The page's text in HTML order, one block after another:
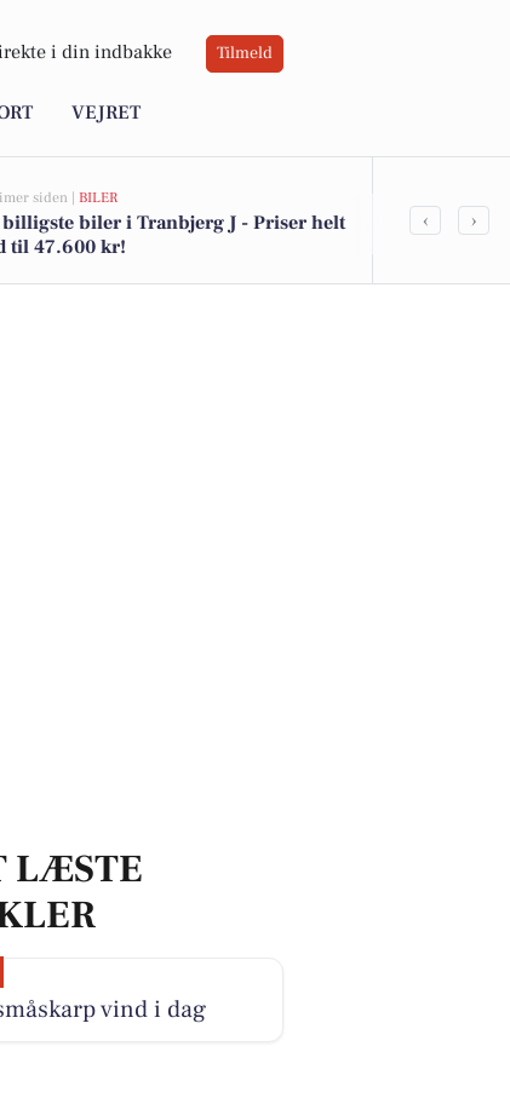
i din indbakke Tilmeld
VEJRET
siden | BILER
billigste biler i Tranbjerg J - Priser helt
til 47.600 kr!
Børup
‹ ›
LÆSTE
vind i dag